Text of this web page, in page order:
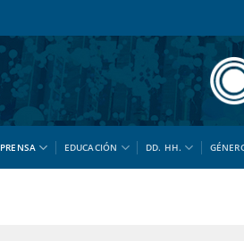
PRENSA EDUCACIÓN DD. HH.